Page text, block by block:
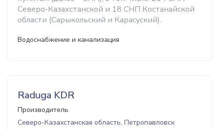
Северо-Казахстанской и 18 СНП Костанайской
области (Сарыкольский и Карасуский).
Водоснабжение и канализация
Raduga KDR
Производитель
Северо-Казахстанская область, Петропавловск